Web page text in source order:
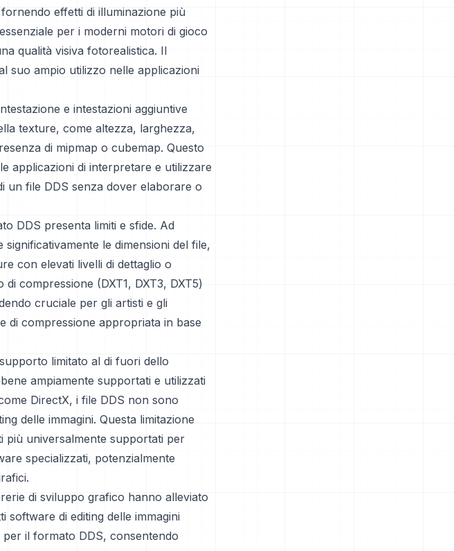
effetti di illuminazione più
per i moderni motori di gioco
qualità visiva fotorealistica. Il
suo ampio utilizzo nelle applicazioni
e intestazioni aggiuntive
texture, come altezza, larghezza,
di mipmap o cubemap. Questo
applicazioni di interpretare e utilizzare
un file DDS senza dover elaborare o
DDS presenta limiti e sfide. Ad
le dimensioni del file,
con elevati livelli di dettaglio o
compressione (DXT1, DXT3, DXT5)
cruciale per gli artisti e gli
di compressione appropriata in base
limitato al di fuori dello
ampiamente supportati e utilizzati
DirectX, i file DDS non sono
delle immagini. Questa limitazione
più universalmente supportati per
specializzati, potenzialmente
di sviluppo grafico hanno alleviato
software di editing delle immagini
il formato DDS, consentendo